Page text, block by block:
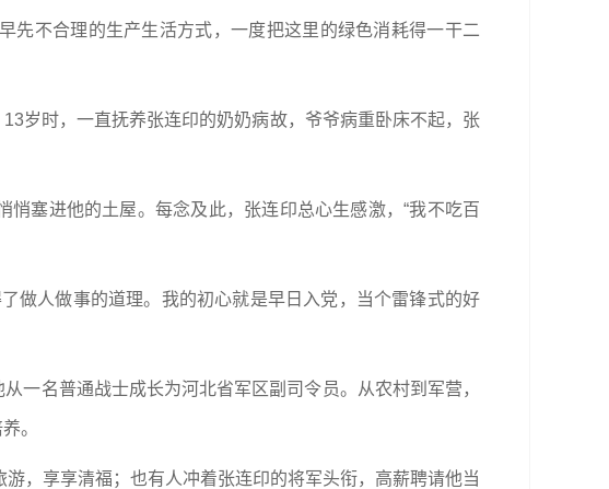
先不合理的生产生活方式，一度把这里的绿色消耗得一干二
岁时，一直抚养张连印的奶奶病故，爷爷病重卧床不起，张
塞进他的土屋。每念及此，张连印总心生感激，“我不吃百
做人做事的道理。我的初心就是早日入党，当个雷锋式的好
名普通战士成长为河北省军区副司令员。从农村到军营，
。
，享享清福；也有人冲着张连印的将军头衔，高薪聘请他当